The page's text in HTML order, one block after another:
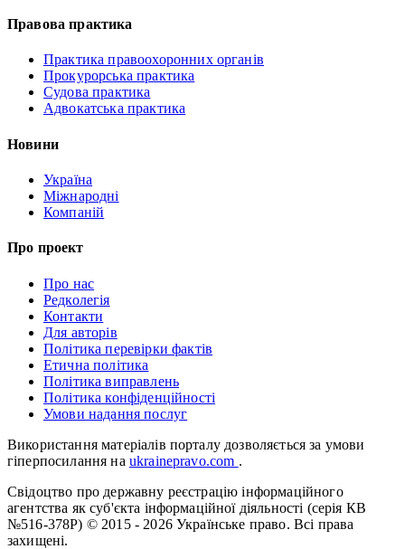
Правова практика
Практика правоохоронних органів
Прокурорська практика
Судова практика
Адвокатська практика
Новини
Україна
Міжнародні
Компаній
Про проект
Про нас
Редколегія
Контакти
Для авторів
Політика перевірки фактів
Етична політика
Політика виправлень
Політика конфіденційності
Умови надання послуг
Використання матеріалів порталу дозволяється за умови
гіперпосилання на ukrainepravo.com .
Свідоцтво про державну реєстрацію інформаційного
агентства як суб'єкта інформаційної діяльності (серія КВ
№516-378Р) © 2015 - 2026 Українське право. Всі права
захищені.